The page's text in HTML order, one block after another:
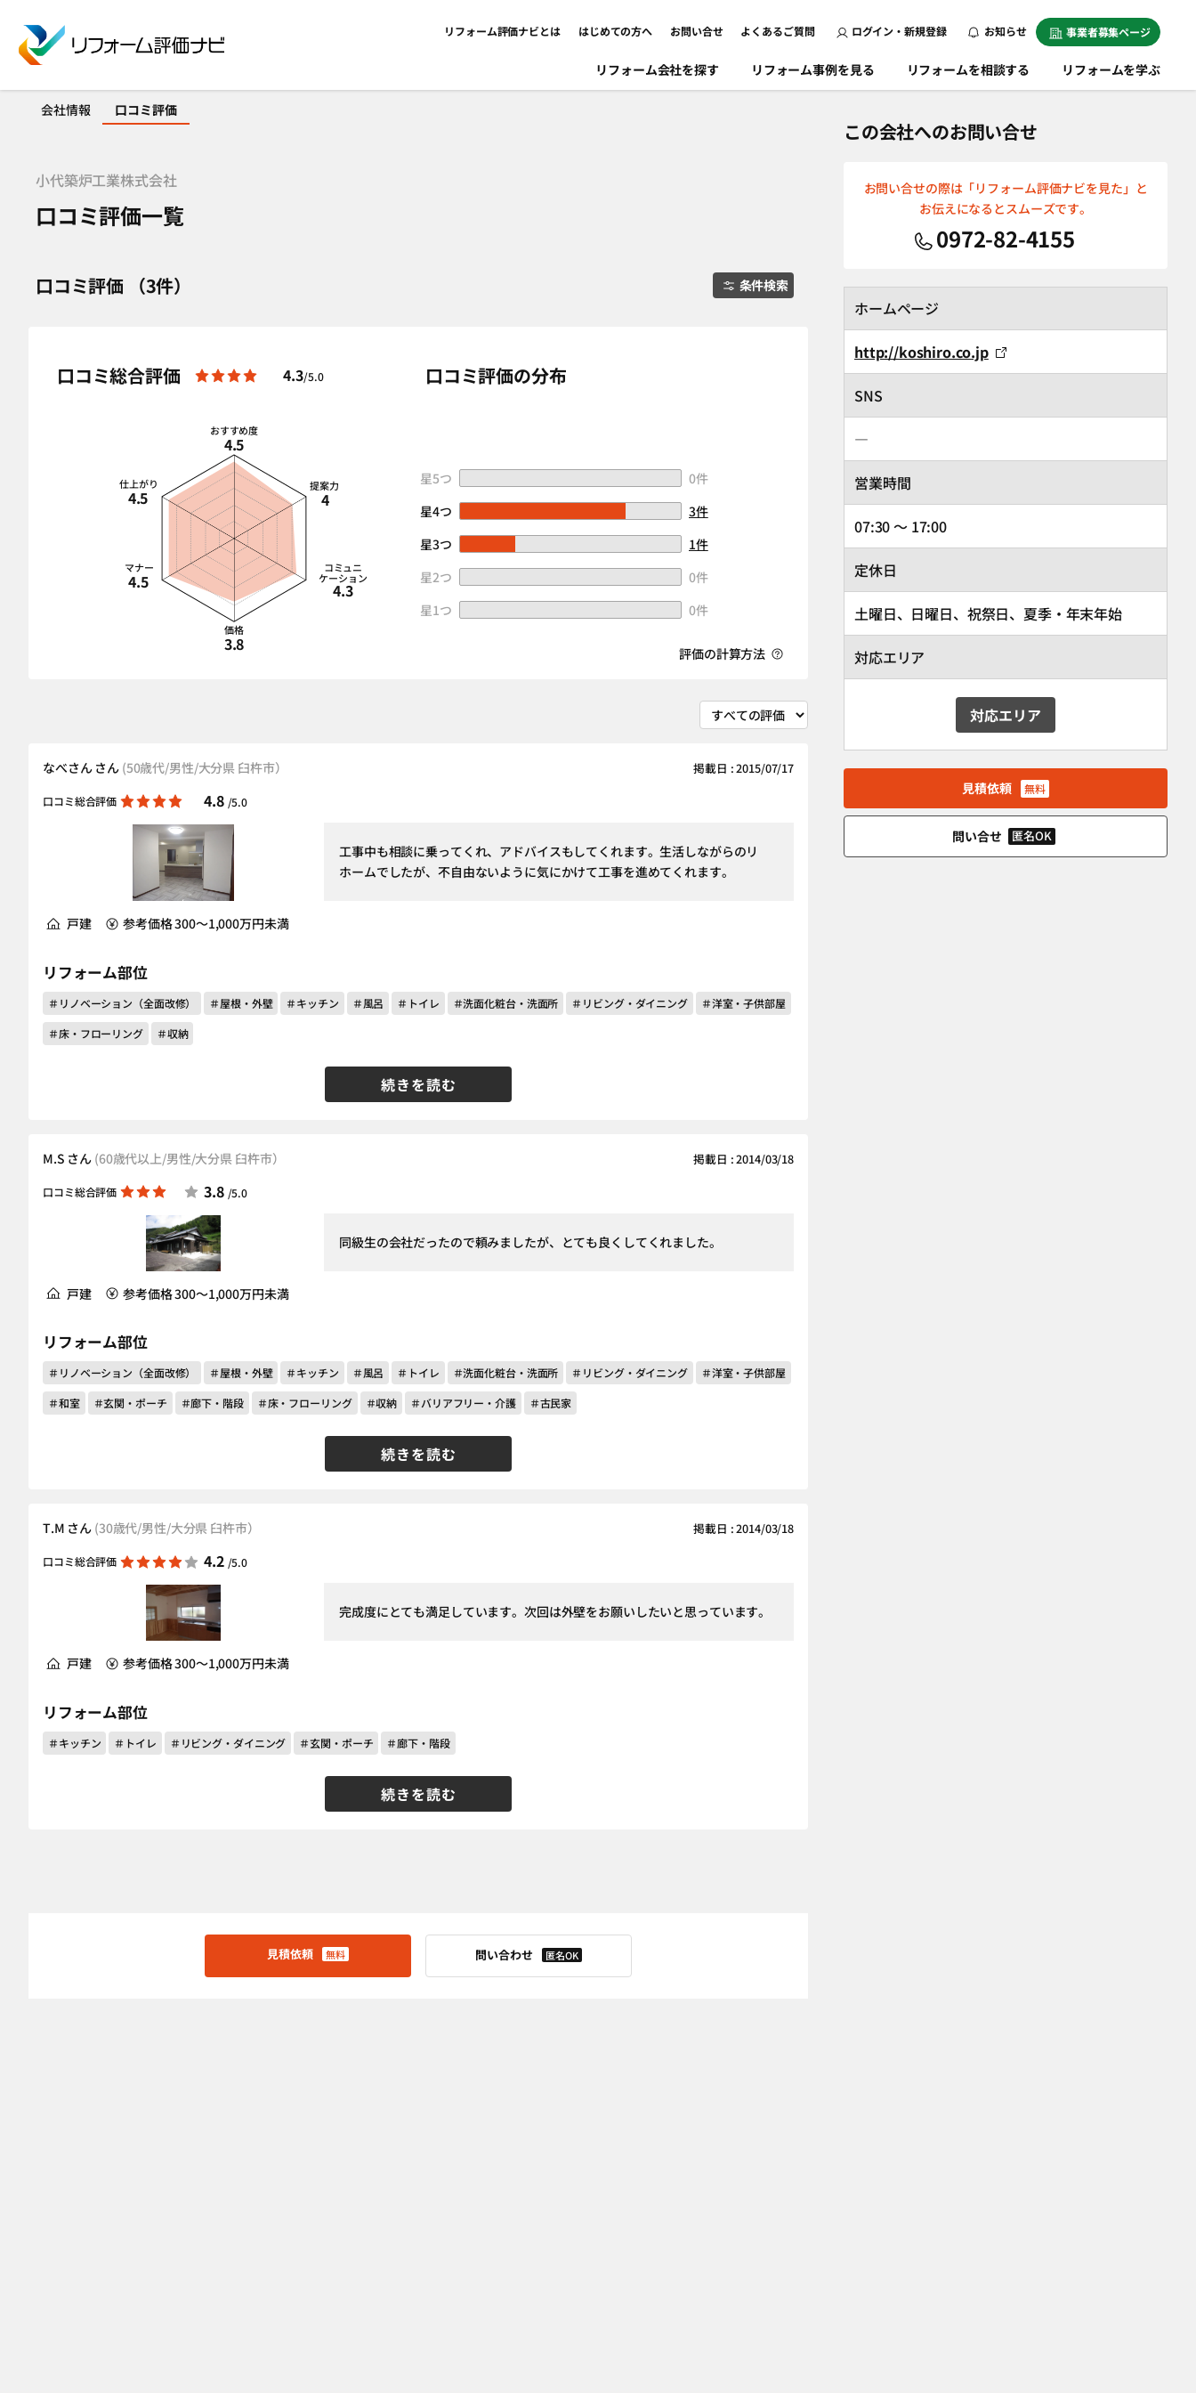
リフォーム評価ナビとは はじめての方へ お問い合せ よくあるご質問 ログイン・新規登録 お知らせ 事業者募集ページ
リフォーム会社を探す リフォーム事例を見る リフォームを相談する リフォームを学ぶ
会社情報 口コミ評価
小代築炉工業株式会社
口コミ評価一覧
口コミ評価 （3件） 条件検索
口コミ総合評価 4.3/5.0
おすすめ度
4.5
提案力
4
コミュニ
ケーション
4.3
価格
3.8
マナー
4.5
仕上がり
4.5
口コミ評価の分布
星5つ
0件
星4つ
3件
星3つ
1件
星2つ
0件
星1つ
0件
評価の計算方法
なべさん さん (50歳代/男性/大分県 臼杵市） 掲載日 : 2015/07/17
口コミ総合評価 4.8 /5.0
工事中も相談に乗ってくれ、アドバイスもしてくれます。生活しながらのリ
ホームでしたが、不自由ないように気にかけて工事を進めてくれます。
続きを読む
戸建 参考価格 300～1,000万円未満
リフォーム部位
＃リノベーション（全面改修） ＃屋根・外壁 ＃キッチン ＃風呂 ＃トイレ ＃洗面化粧台・洗面所 ＃リビング・ダイニング
＃洋室・子供部屋
＃床・フローリング
＃収納
M.S さん (60歳代以上/男性/大分県 臼杵市） 掲載日 : 2014/03/18
口コミ総合評価 3.8 /5.0
同級生の会社だったので頼みましたが、とても良くしてくれました。
続きを読む
戸建 参考価格 300～1,000万円未満
リフォーム部位
＃リノベーション（全面改修） ＃屋根・外壁 ＃キッチン ＃風呂 ＃トイレ ＃洗面化粧台・洗面所 ＃リビング・ダイニング
＃洋室・子供部屋
＃和室
＃玄関・ポーチ ＃廊下・階段 ＃床・フローリング ＃収納 ＃バリアフリー・介護 ＃古民家
T.M さん (30歳代/男性/大分県 臼杵市） 掲載日 : 2014/03/18
口コミ総合評価 4.2 /5.0
完成度にとても満足しています。次回は外壁をお願いしたいと思っています。
続きを読む
戸建 参考価格 300～1,000万円未満
リフォーム部位
＃キッチン ＃トイレ ＃リビング・ダイニング ＃玄関・ポーチ ＃廊下・階段
見積依頼 無料 問い合わせ 匿名OK
この会社へのお問い合せ
お問い合せの際は「リフォーム評価ナビを見た」と
お伝えになるとスムーズです。
0972-82-4155
ホームページ
http://koshiro.co.jp
SNS
―
営業時間
07:30 ～ 17:00
定休日
土曜日、日曜日、祝祭日、夏季・年末年始
対応エリア
対応エリア
見積依頼 無料
問い合せ 匿名OK